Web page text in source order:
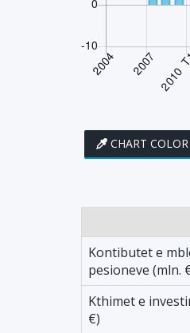
CHART COLOR
Kontibutet e
pesioneve (mln.
Kthimet e
€)